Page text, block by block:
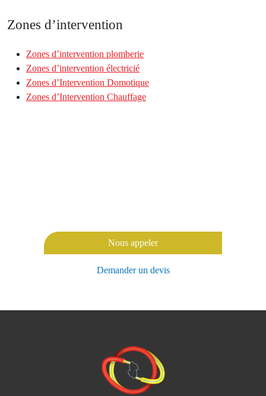
Zones d’intervention
Zones d’intervention plomberie
Zones d’intervention électricié
Zones d’Intervention Domotique
Zones d’Intervention Chauffage
Nous appeler
Demander un devis